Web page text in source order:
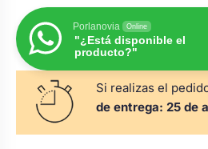
para arras
alianzas
porta alianzas
personalizadas
Rasca y Gana para
Sorpresas y Diversión
Bolsos personalizados
Neceseres personalizados
Porlanovia Online
"¿Está disponible el
producto?"
Si realizas el
de entrega: 25 de